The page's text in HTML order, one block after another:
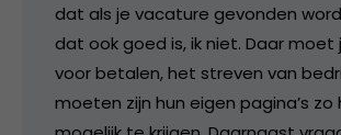
dat als je vacature gevonden
dat ook goed is, ik niet. Daar moet
voor betalen, het streven van
moeten zijn hun eigen pagina’s zo